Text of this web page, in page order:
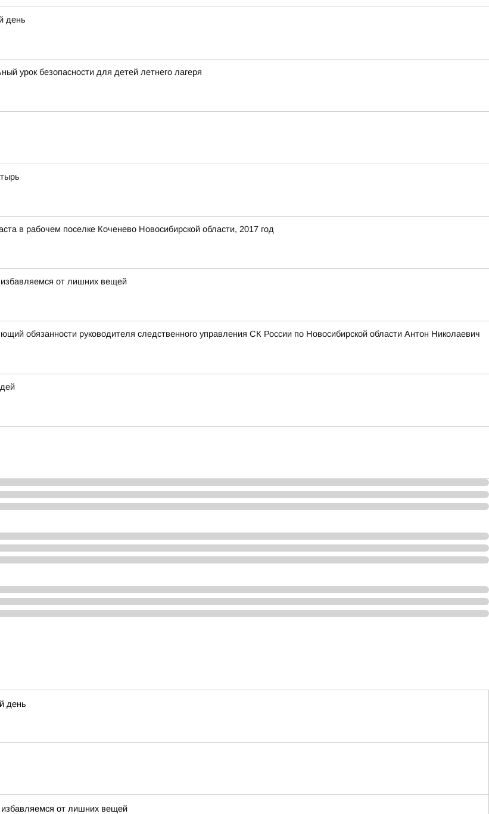
день
урок безопасности для детей летнего лагеря
в рабочем поселке Коченево Новосибирской области, 2017 год
от лишних вещей
обязанности руководителя следственного управления СК России по Новосибирской области Антон Николаевич
день
избавляемся от лишних вещей